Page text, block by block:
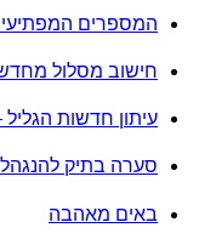
המספרים המפתיעים של קריית
חישוב מסלול
עיתון חדשות הגליל
סערה בתיק
באים מאהבה